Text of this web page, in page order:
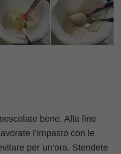
bene. Alla fine
l’impasto con le
per un’ora. Stendete